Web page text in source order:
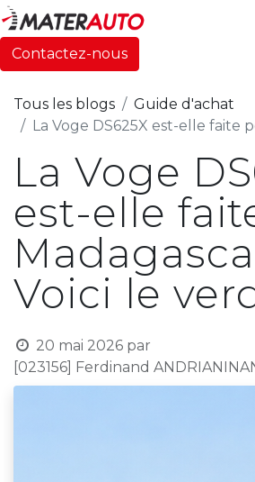
Contactez-nous
Tous les blogs
Guide d'achat
La Voge DS625X est-elle faite pour
La Voge
est-elle
Voici le
20 mai 2026 par
[023156] Ferdinand